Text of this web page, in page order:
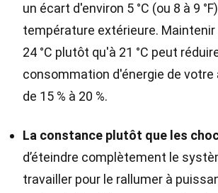
un écart d'environ 5 °C (ou 8 à 9
température extérieure.
24 °C plutôt qu'à 21 °C peut
consommation d'énergie de votre
de 15 % à 20 %.
La constance plutôt que les
d’éteindre complètement le
travailler pour le rallumer à